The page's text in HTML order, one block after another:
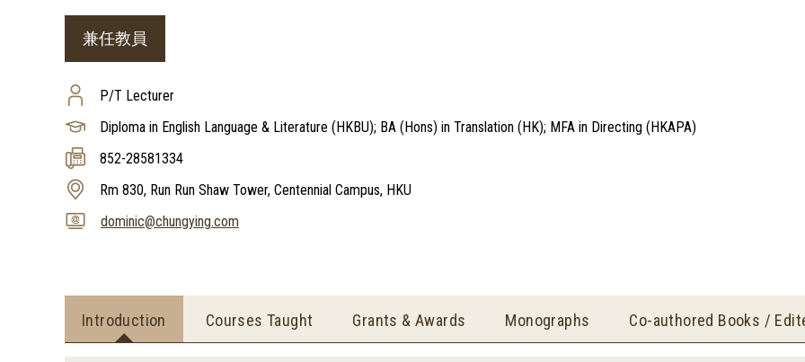
兼任教員
P/T Lecturer
Diploma in English Language & Literature (HKBU); BA (Hons) in Translation (HK); MFA in Directing (HKAPA)
852-28581334
Rm 830, Run Run Shaw Tower, Centennial Campus, HKU
dominic@chungying.com
Introduction Courses Taught Grants & Awards Monographs Co-authored Books /